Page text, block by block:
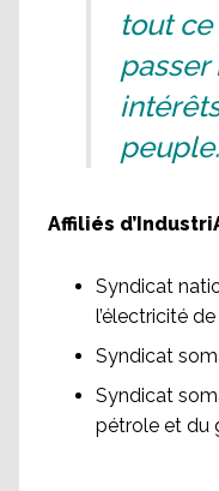
tout
Affiliés
Syndicat
l’électricité
Syndicat
Syndicat
pétrole et du